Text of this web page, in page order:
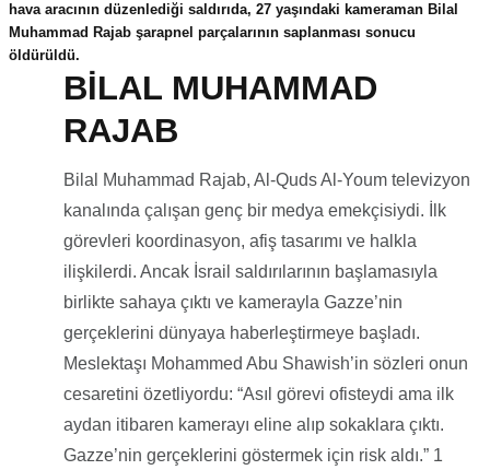
hava aracının düzenlediği saldırıda, 27 yaşındaki kameraman Bilal
Muhammad Rajab şarapnel parçalarının saplanması sonucu
öldürüldü.
BİLAL MUHAMMAD
RAJAB
Bilal Muhammad Rajab, Al-Quds Al-Youm televizyon
kanalında çalışan genç bir medya emekçisiydi. İlk
görevleri koordinasyon, afiş tasarımı ve halkla
ilişkilerdi. Ancak İsrail saldırılarının başlamasıyla
birlikte sahaya çıktı ve kamerayla Gazze’nin
gerçeklerini dünyaya haberleştirmeye başladı.
Meslektaşı Mohammed Abu Shawish’in sözleri onun
cesaretini özetliyordu: “Asıl görevi ofisteydi ama ilk
aydan itibaren kamerayı eline alıp sokaklara çıktı.
Gazze’nin gerçeklerini göstermek için risk aldı.” 1